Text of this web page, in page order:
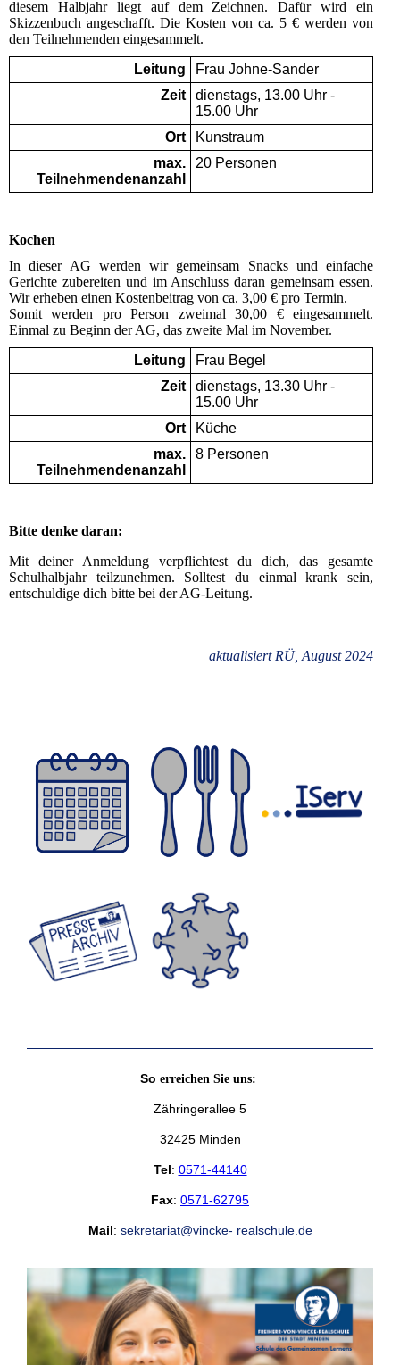
diesem Halbjahr liegt auf dem Zeichnen. Dafür wird ein
Skizzenbuch angeschafft. Die Kosten von ca. 5 € werden von
den Teilnehmenden eingesammelt.
Leitung
Frau Johne-Sander
Zeit
dienstags, 13.00 Uhr -
15.00 Uhr
Ort
Kunstraum
max.
Teilnehmendenanzahl
20 Personen
Kochen
In dieser AG werden wir gemeinsam Snacks und einfache
Gerichte zubereiten und im Anschluss daran gemeinsam essen.
Wir erheben einen Kostenbeitrag von ca. 3,00 € pro Termin.
Somit werden pro Person zweimal 30,00 € eingesammelt.
Einmal zu Beginn der AG, das zweite Mal im November.
Leitung
Frau Begel
Zeit
dienstags, 13.30 Uhr -
15.00 Uhr
Ort
Küche
max.
Teilnehmendenanzahl
8 Personen
Bitte denke daran:
Mit deiner Anmeldung verpflichtest du dich, das gesamte
Schulhalbjahr teilzunehmen. Solltest du einmal krank sein,
entschuldige dich bitte bei der AG-Leitung.
aktualisiert RÜ, August 2024
So erreichen Sie uns:
Zähringerallee 5
32425 Minden
Tel: 0571-44140
Fax: 0571-62795
Mail: sekretariat@vincke- realschule.de